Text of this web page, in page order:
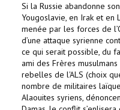
Si la Russie abandonne
Yougoslavie, en Irak et en
menée par les forces de
d’une attaque syrienne
ce qui serait possible, du
ami des Frères
rebelles de l'ALS (choix
nombre de militaires
Alaouites syriens,